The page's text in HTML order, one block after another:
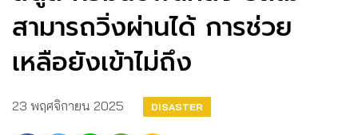
สามารถวิ่งผ่านได้ การช่วย
เหลือยังเข้าไม่ถึง
23 พฤศจิกายน 2025 DISASTER